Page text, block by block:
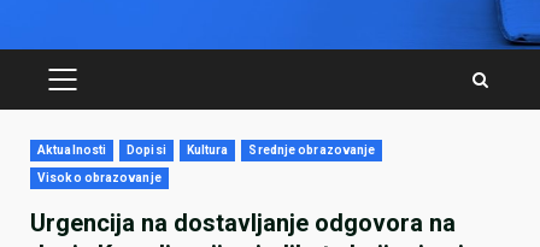
PRIMARY
Aktualnosti Dopisi Kultura Srednje obrazovanje
Visoko obrazovanje
Urgencija na dostavljanje odgovora na